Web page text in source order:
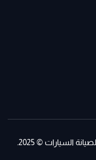
السيارات © 2025.